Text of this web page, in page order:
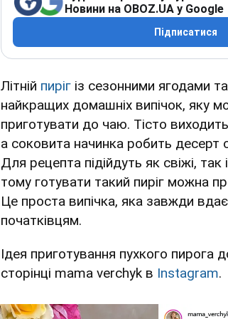
Новини на OBOZ.UA у Google
Підписатися
Літній пиріг із сезонними ягодами
найкращих домашніх випічок, яку
приготувати до чаю. Тісто
а соковита начинка робить
Для рецепта підійдуть як свіжі,
тому готувати такий пиріг можна
Це проста випічка, яка завжди
початківцям.
Ідея приготування пухкого пирога
сторінці mama verchyk в Instagram.